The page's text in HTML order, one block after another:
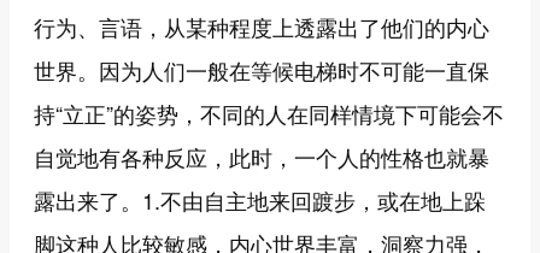
行为、言语，从某种程度上透露出了他们的内心
世界。因为人们一般在等候电梯时不可能一直保
持“立正”的姿势，不同的人在同样情境下可能会不
自觉地有各种反应，此时，一个人的性格也就暴
露出来了。1.不由自主地来回踱步，或在地上跺
脚这种人比较敏感，内心世界丰富，洞察力强，